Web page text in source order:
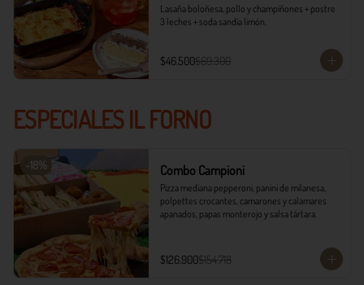
Lasaña boloñesa, pollo y champiñones + postre
3 leches + soda sandía limón.
$46.500$69.300
ESPECIALES IL FORNO
-18% Combo Campioni
Pizza mediana pepperoni, panini de milanesa,
polpettes crocantes, camarones y calamares
apanados, papas monterojo y salsa tártara.
$126.900$154.718